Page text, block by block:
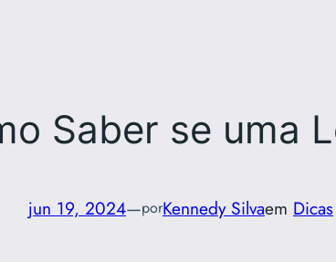
Saber se uma
jun 19, 2024—porKennedy Silvaem Dicas